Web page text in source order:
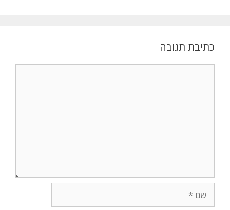
כתיבת תגובה